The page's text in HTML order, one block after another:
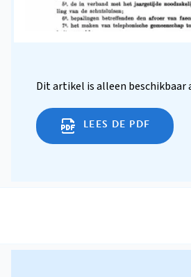
Dit artikel is alleen beschikbaar
LEES DE PDF